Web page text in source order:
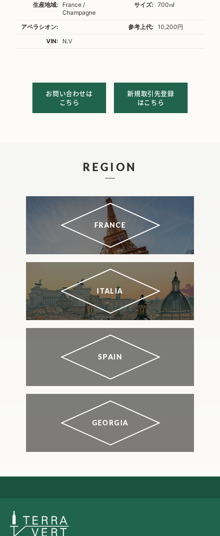
生産地域:
France /
Champagne
サイズ: 700㎖
アペラシオン: 参考上代:
10,200円
VIN:
N.V
お問い合わせは
こちら
新規取引先登録
はこちら
REGION
FRANCE
ITALIA
SPAIN
GEORGIA